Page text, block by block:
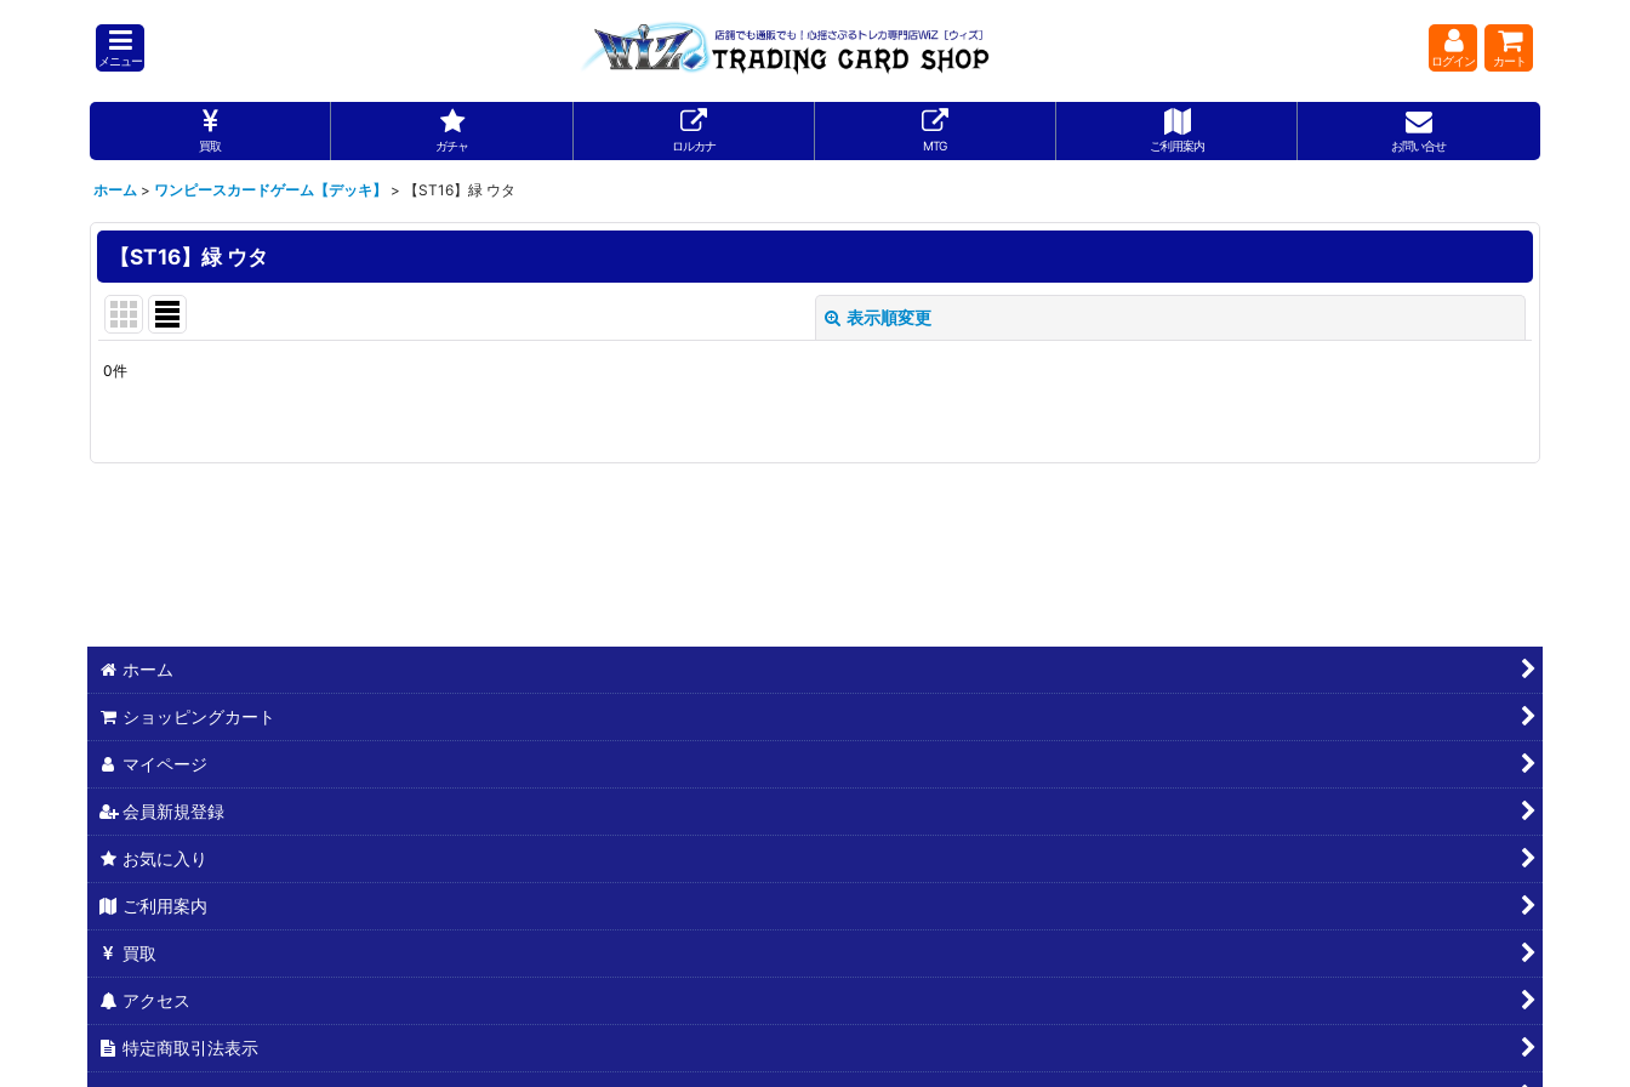
メニュー ログイン カート
買取 ガチャ ロルカナ MTG ご利用案内 お問い合せ
ホーム > ワンピースカードゲーム【デッキ】 > 【ST16】緑 ウタ
【ST16】緑 ウタ
表示順変更
0件
ホーム
ショッピングカート
マイページ
会員新規登録
お気に入り
ご利用案内
買取
アクセス
特定商取引法表示